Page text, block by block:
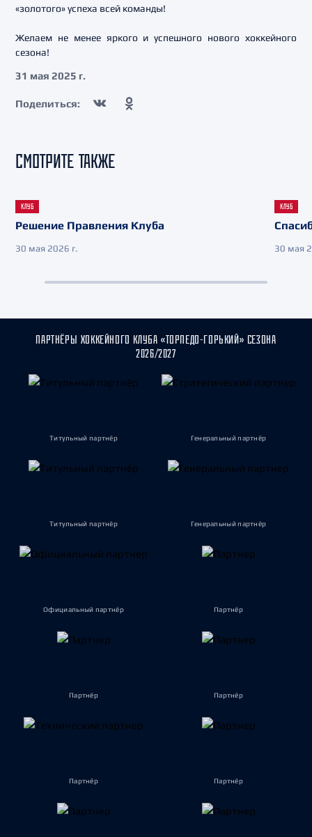
«золотого» успеха всей команды!
Желаем не менее яркого и успешного нового хоккейного
сезона!
31 мая 2025 г.
Поделиться:
СМОТРИТЕ ТАКЖЕ
КЛУБ
Решение Правления Клуба
30 мая 2026 г.
КЛУБ
30 мая
ПАРТНЁРЫ ХОККЕЙНОГО КЛУБА «ТОРПЕДО-ГОРЬКИЙ» СЕЗОНА
2026/2027
Титульный партнёр Генеральный партнёр
Титульный партнёр Генеральный партнёр
Официальный партнёр Партнёр
Партнёр Партнёр
Партнёр Партнёр